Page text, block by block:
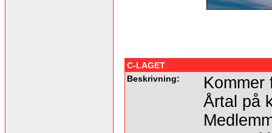
C-LAGET
Beskrivning:
Kommer
Årtal på